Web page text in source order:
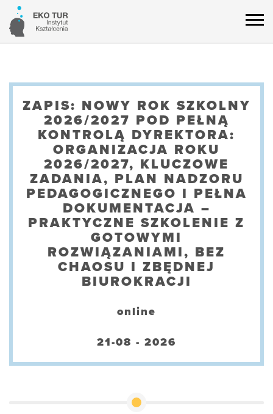
ZAPIS: NOWY ROK SZKOLNY
2026/2027 POD PEŁNĄ
KONTROLĄ DYREKTORA:
ORGANIZACJA ROKU
2026/2027, KLUCZOWE
ZADANIA, PLAN NADZORU
PEDAGOGICZNEGO I PEŁNA
DOKUMENTACJA –
PRAKTYCZNE SZKOLENIE Z
GOTOWYMI
ROZWIĄZANIAMI, BEZ
CHAOSU I ZBĘDNEJ
BIUROKRACJI
online
21-08 - 2026